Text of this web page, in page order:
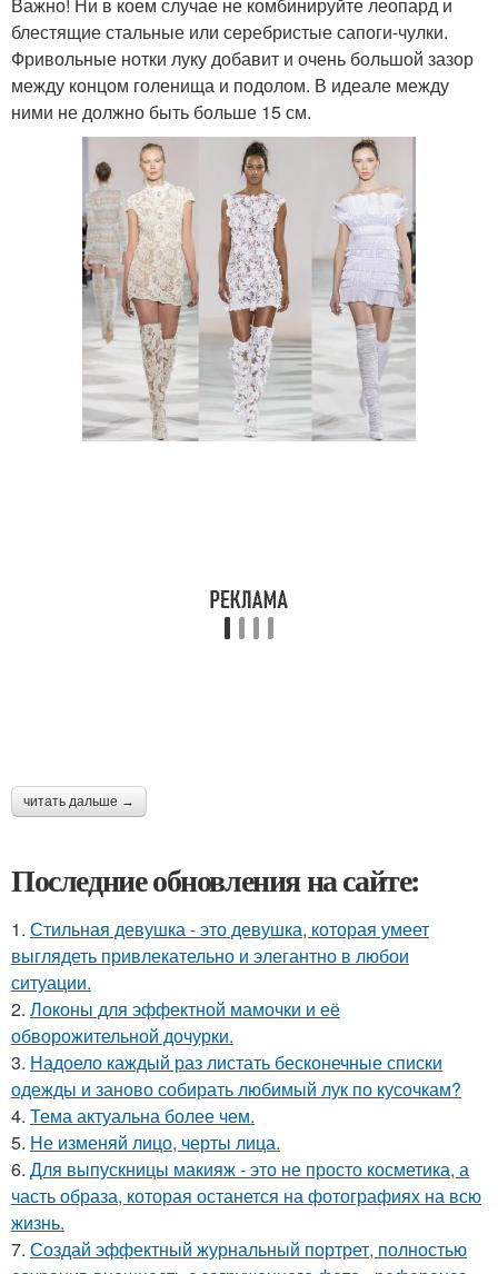
блестящие стальные или серебристые сапоги-чулки.
Фривольные нотки луку добавит и очень большой зазор
между концом голенища и подолом. В идеале между
ними не должно быть больше 15 см.
читать дальше →
Последние обновления на сайте:
1. Стильная девушка - это девушка, которая умеет
выглядеть привлекательно и элегантно в любои
ситуации.
2. Локоны для эффектной мамочки и её
обворожительной дочурки.
3. Надоело каждый раз листать бесконечные списки
одежды и заново собирать любимый лук по кусочкам?
4. Тема актуальна более чем.
5. Не изменяй лицо, черты лица.
6. Для выпускницы макияж - это не просто косметика, а
часть образа, которая останется на фотографиях на всю
жизнь.
7. Создай эффектный журнальный портрет, полностью